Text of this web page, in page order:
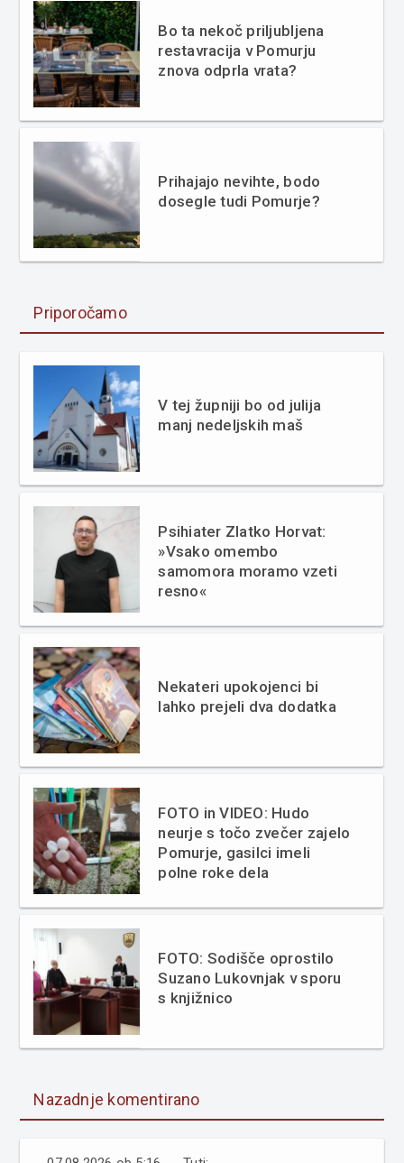
Bo ta nekoč priljubljena
restavracija v Pomurju
znova odprla vrata?
Prihajajo nevihte, bodo
dosegle tudi Pomurje?
Priporočamo
V tej župniji bo od julija
manj nedeljskih maš
Psihiater Zlatko Horvat:
»Vsako omembo
samomora moramo vzeti
resno«
Nekateri upokojenci bi
lahko prejeli dva dodatka
FOTO in VIDEO: Hudo
neurje s točo zvečer zajelo
Pomurje, gasilci imeli
polne roke dela
FOTO: Sodišče oprostilo
Suzano Lukovnjak v sporu
s knjižnico
Nazadnje komentirano